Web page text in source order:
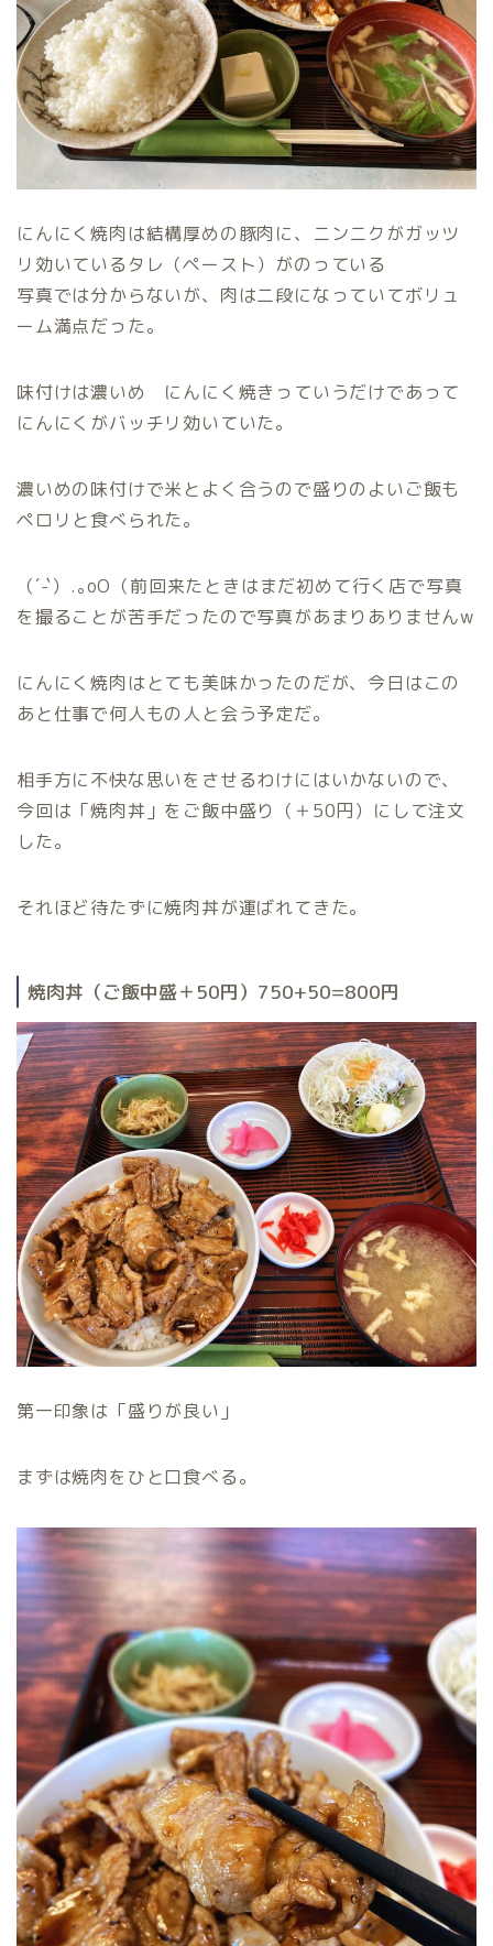
にんにく焼肉は結構厚めの豚肉に、ニンニクがガッツ
リ効いているタレ（ペースト）がのっている
写真では分からないが、肉は二段になっていてボリュ
ーム満点だった。
味付けは濃いめ にんにく焼きっていうだけであって
にんにくがバッチリ効いていた。
濃いめの味付けで米とよく合うので盛りのよいご飯も
ペロリと食べられた。
（´-`）.｡oO（前回来たときはまだ初めて行く店で写真
を撮ることが苦手だったので写真があまりありませんw
にんにく焼肉はとても美味かったのだが、今日はこの
あと仕事で何人もの人と会う予定だ。
相手方に不快な思いをさせるわけにはいかないので、
今回は「焼肉丼」をご飯中盛り（＋50円）にして注文
した。
それほど待たずに焼肉丼が運ばれてきた。
焼肉丼（ご飯中盛＋50円）750+50=800円
第一印象は「盛りが良い」
まずは焼肉をひと口食べる。